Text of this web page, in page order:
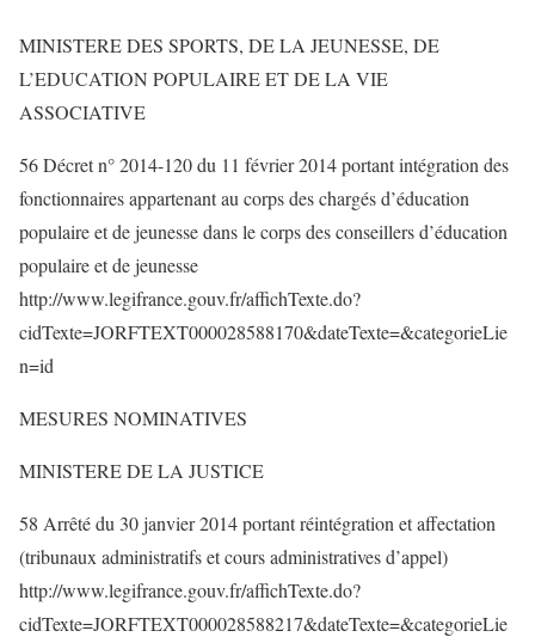
MINISTERE DES SPORTS, DE LA JEUNESSE, DE
L’EDUCATION POPULAIRE ET DE LA VIE
ASSOCIATIVE
56 Décret n° 2014-120 du 11 février 2014 portant intégration des
fonctionnaires appartenant au corps des chargés d’éducation
populaire et de jeunesse dans le corps des conseillers d’éducation
populaire et de jeunesse
http://www.legifrance.gouv.fr/affichTexte.do?
cidTexte=JORFTEXT000028588170&dateTexte=&categorieLie
n=id
MESURES NOMINATIVES
MINISTERE DE LA JUSTICE
58 Arrêté du 30 janvier 2014 portant réintégration et affectation
(tribunaux administratifs et cours administratives d’appel)
http://www.legifrance.gouv.fr/affichTexte.do?
cidTexte=JORFTEXT000028588217&dateTexte=&categorieLie